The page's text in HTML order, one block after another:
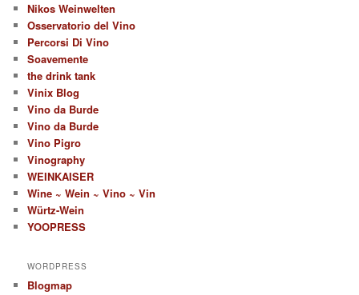
Nikos Weinwelten
Osservatorio del Vino
Percorsi Di Vino
Soavemente
the drink tank
Vinix Blog
Vino da Burde
Vino da Burde
Vino Pigro
Vinography
WEINKAISER
Wine ~ Wein ~ Vino ~ Vin
Würtz-Wein
YOOPRESS
WORDPRESS
Blogmap